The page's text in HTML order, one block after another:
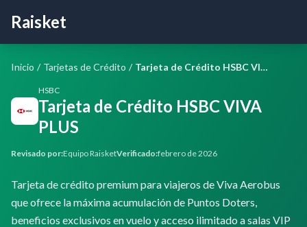
Raisket
Inicio / Tarjetas de Crédito / Tarjeta de Crédito HSBC VIVA PLUS
HSBC
Tarjeta de Crédito HSBC VIVA
PLUS
Revisado por:Equipo RaisketVerificado:febrero de 2026
Tarjeta de crédito premium para viajeros de Viva Aerobus
que ofrece la máxima acumulación de Puntos Doters,
beneficios exclusivos en vuelo y acceso ilimitado a salas VIP